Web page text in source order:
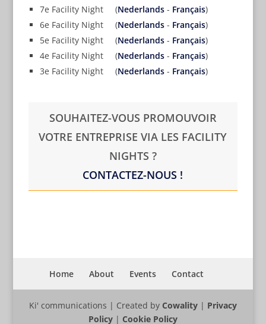
7e Facility Night (Nederlands- Français)
6e Facility Night (Nederlands- Français)
5e Facility Night (Nederlands- Français)
4e Facility Night (Nederlands- Français)
3e Facility Night (Nederlands- Français)
SOUHAITEZ-VOUS PROMOUVOIR
VOTRE ENTREPRISE VIA LES FACILITY
NIGHTS ?
CONTACTEZ-NOUS !
Home About Events Contact
Ki' communications | Created by Cowality| Privacy
Policy| Cookie Policy